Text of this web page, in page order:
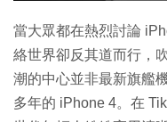
當大眾都在熱烈討論
絡世界卻反其道而行，
潮的中心並非最新旗艦
多年的 iPhone 4。在